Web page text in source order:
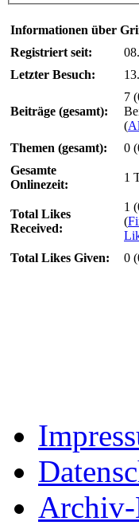
Informationen über
Registriert seit:
Letzter Besuch:
Beiträge (gesamt):
7
(
Themen (gesamt):
0
Gesamte
Onlinezeit:
1
Total Likes
Received:
1
(
Total Likes Given:
0